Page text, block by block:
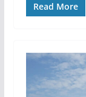
Read More